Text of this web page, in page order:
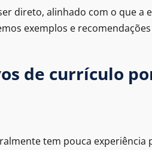
direto, alinhado com o que a
exemplos e
de currículo
tem pouca